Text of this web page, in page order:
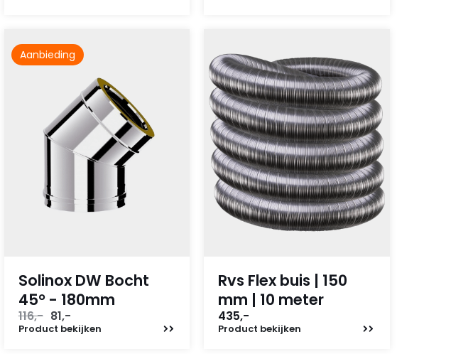
Aanbieding
Solinox DW Bocht
45° - 180mm
116,- Oorspronkelijke
prijs
81,-Huidige
prijs
Product bekijken
Rvs Flex buis | 150
mm | 10 meter
435,-
Product bekijken